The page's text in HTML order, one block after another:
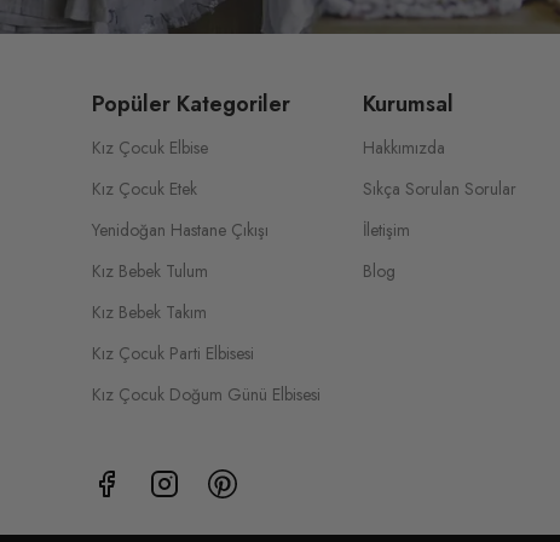
Popüler Kategoriler
Kız Çocuk Elbise
Kız Çocuk Etek
Yenidoğan Hastane Çıkışı
Kız Bebek Tulum
Kız Bebek Takım
Kız Çocuk Parti Elbisesi
Kız Çocuk Doğum Günü Elbisesi
Kurumsal
Hakkımızda
Sıkça Sorulan Sorular
İletişim
Blog